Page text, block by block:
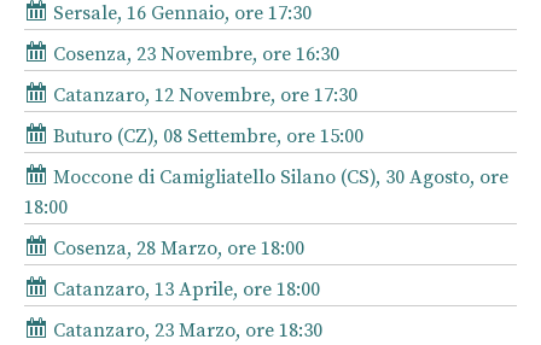
Sersale, 16 Gennaio, ore 17:30
Cosenza, 23 Novembre, ore 16:30
Catanzaro, 12 Novembre, ore 17:30
Buturo (CZ), 08 Settembre, ore 15:00
Moccone di Camigliatello Silano (CS), 30 Agosto, ore
18:00
Cosenza, 28 Marzo, ore 18:00
Catanzaro, 13 Aprile, ore 18:00
Catanzaro, 23 Marzo, ore 18:30